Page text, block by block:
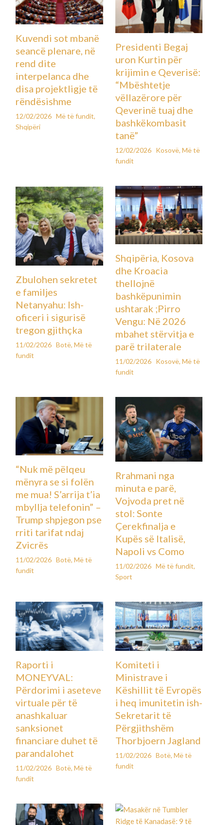
Kuvendi sot mbanë
seancë plenare, në
rend dite
interpelanca dhe
disa projektligje të
rëndësishme
12/02/2026 Më të fundit,
Shqipëri
Presidenti Begaj
uron Kurtin për
krijimin e Qeverisë:
“Mbështetje
vëllazërore për
Qeverinë tuaj dhe
bashkëkombasit
tanë”
12/02/2026 Kosovë, Më të
fundit
Zbulohen sekretet
e familjes
Netanyahu: Ish-
oficeri i sigurisë
tregon gjithçka
11/02/2026 Botë,Më të
fundit
Shqipëria, Kosova
dhe Kroacia
thellojnë
bashkëpunimin
ushtarak ;Pirro
Vengu: Në 2026
mbahet stërvitja e
parë trilaterale
11/02/2026 Kosovë, Më të
fundit
“Nuk më pëlqeu
mënyra se si folën
me mua! S’arrija t’ia
mbyllja telefonin” –
Trump shpjegon pse
rriti tarifat ndaj
Zvicrës
11/02/2026 Botë,Më të
fundit
Rrahmani nga
minuta e parë,
Vojvoda pret në
stol: Sonte
Çerekfinalja e
Kupës së Italisë,
Napoli vs Como
11/02/2026 Më të fundit,
Sport
Raporti i
MONEYVAL:
Përdorimi i aseteve
virtuale për të
anashkaluar
sanksionet
financiare duhet të
parandalohet
11/02/2026 Botë,Më të
fundit
Komiteti i
Ministrave i
Këshillit të Evropës
i heq imunitetin ish-
Sekretarit të
Përgjithshëm
Thorbjoern Jagland
11/02/2026 Botë, Më të
fundit